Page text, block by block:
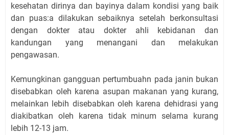
kesehatan dirinya dan bayinya dalam kondisi yang baik
dan puas:a dilakukan sebaiknya setelah berkonsultasi
dengan dokter atau dokter ahli kebidanan dan
kandungan yang menangani dan melakukan
pengawasan.
Kemungkinan gangguan pertumbuahn pada janin bukan
disebabkan oleh karena asupan makanan yang kurang,
melainkan lebih disebabkan oleh karena dehidrasi yang
diakibatkan oleh karena tidak minum selama kurang
lebih 12-13 jam.